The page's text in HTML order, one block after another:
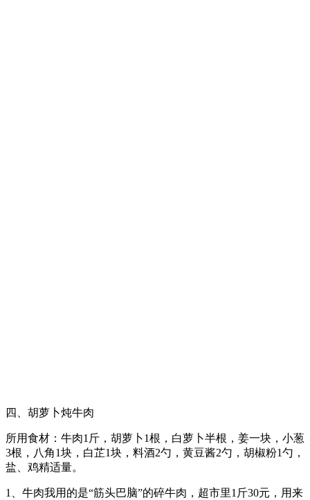
四、胡萝卜炖牛肉
所用食材：牛肉1斤，胡萝卜1根，白萝卜半根，姜一块，小葱
3根，八角1块，白芷1块，料酒2勺，黄豆酱2勺，胡椒粉1勺，
盐、鸡精适量。
1、牛肉我用的是“筋头巴脑”的碎牛肉，超市里1斤30元，用来